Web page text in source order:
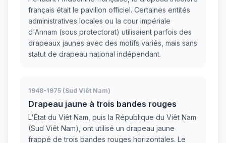
français était le pavillon officiel. Certaines entités
administratives locales ou la cour impériale
d'Annam (sous protectorat) utilisaient parfois des
drapeaux jaunes avec des motifs variés, mais sans
statut de drapeau national indépendant.
1948-1975 (Sud Viêt Nam)
Drapeau jaune à trois bandes rouges
L'État du Viêt Nam, puis la République du Viêt Nam
(Sud Viêt Nam), ont utilisé un drapeau jaune
frappé de trois bandes rouges horizontales. Le